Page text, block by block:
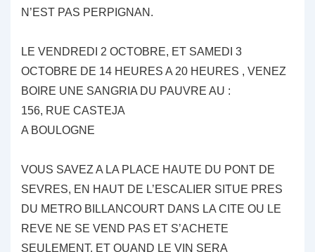
N’EST PAS PERPIGNAN.
LE VENDREDI 2 OCTOBRE, ET SAMEDI 3
OCTOBRE DE 14 HEURES A 20 HEURES , VENEZ
BOIRE UNE SANGRIA DU PAUVRE AU :
156, RUE CASTEJA
A BOULOGNE
VOUS SAVEZ A LA PLACE HAUTE DU PONT DE
SEVRES, EN HAUT DE L’ESCALIER SITUE PRES
DU METRO BILLANCOURT DANS LA CITE OU LE
REVE NE SE VEND PAS ET S’ACHETE
SEULEMENT. ET QUAND LE VIN SERA